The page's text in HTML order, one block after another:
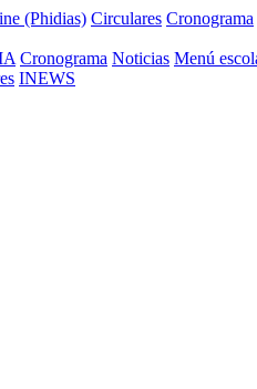
(Phidias) Circulares Cronograma
Cronograma Noticias Menú
INEWS